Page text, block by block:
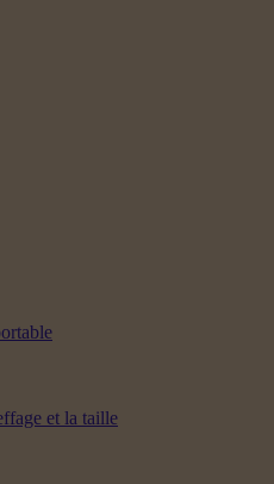
et la taille